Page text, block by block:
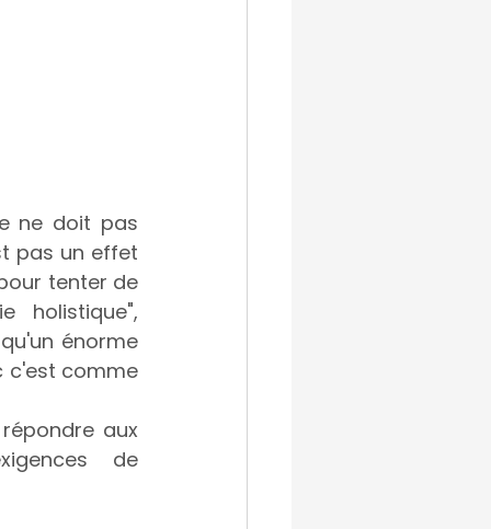
ne doit pas
pas un effet
tenter de
holistique",
énorme
c'est comme
aux
de